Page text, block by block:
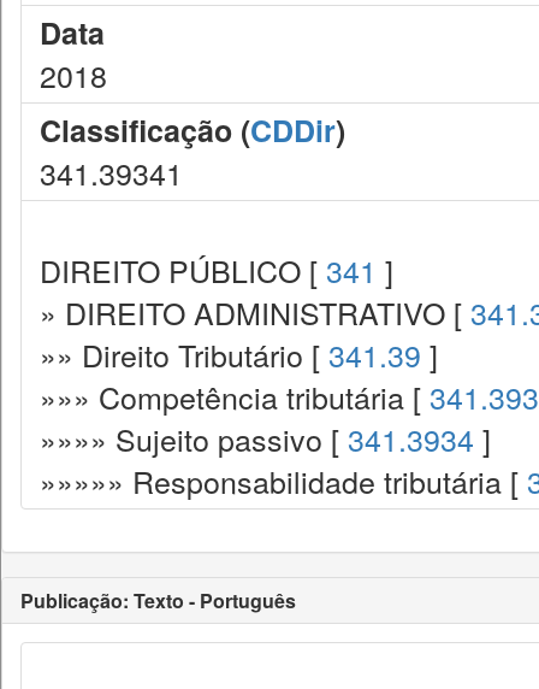
Data
2018
Classificação (CDDir)
341.39341
DIREITO PÚBLICO [ 341 ]
» DIREITO ADMINISTRATIVO [
»» Direito Tributário [ 341.39 ]
»»» Competência tributária [ 341.393
»»»» Sujeito passivo [ 341.3934 ]
»»»»» Responsabilidade tributária [
Publicação: Texto - Português